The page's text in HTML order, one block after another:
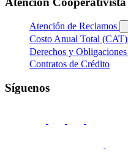
Atención de Reclamos
Costo Anual Total (CAT)
Derechos y Obligaciones
Contratos de Crédito
Síguenos